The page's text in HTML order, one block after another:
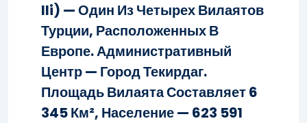
Ili) — Один Из Четырех Вилаятов
Турции, Расположенных В
Европе. Административный
Центр — Город Текирдаг.
Площадь Вилаята Составляет 6
345 Км², Население — 623 591